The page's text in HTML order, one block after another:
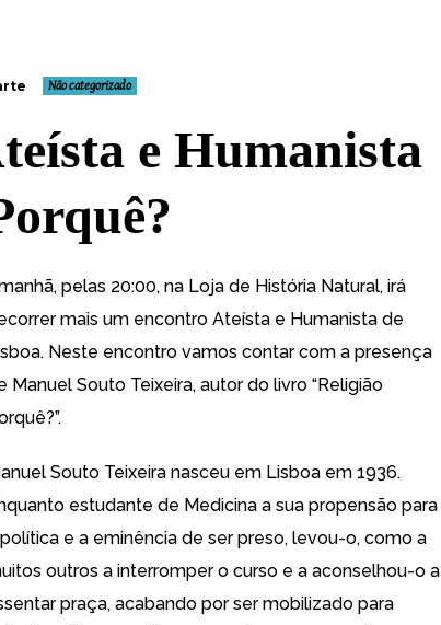
Não categorizado
e Humanista
pelas 20:00, na Loja de História Natural, irá
mais um encontro Ateísta e Humanista de
. Neste encontro vamos contar com a presença
Manuel Souto Teixeira, autor do livro “Religião
Souto Teixeira nasceu em Lisboa em 1936.
estudante de Medicina a sua propensão para
e a eminência de ser preso, levou-o, como a
outros a interromper o curso e a aconselhou-o a
praça, acabando por ser mobilizado para